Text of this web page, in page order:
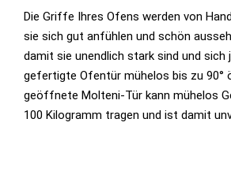
Die Griffe Ihres Ofens werden von
sie sich gut anfühlen und schön
damit sie unendlich stark sind und sich
gefertigte Ofentür mühelos bis zu 90°
geöffnete Molteni-Tür kann mühelos
100 Kilogramm tragen und ist damit